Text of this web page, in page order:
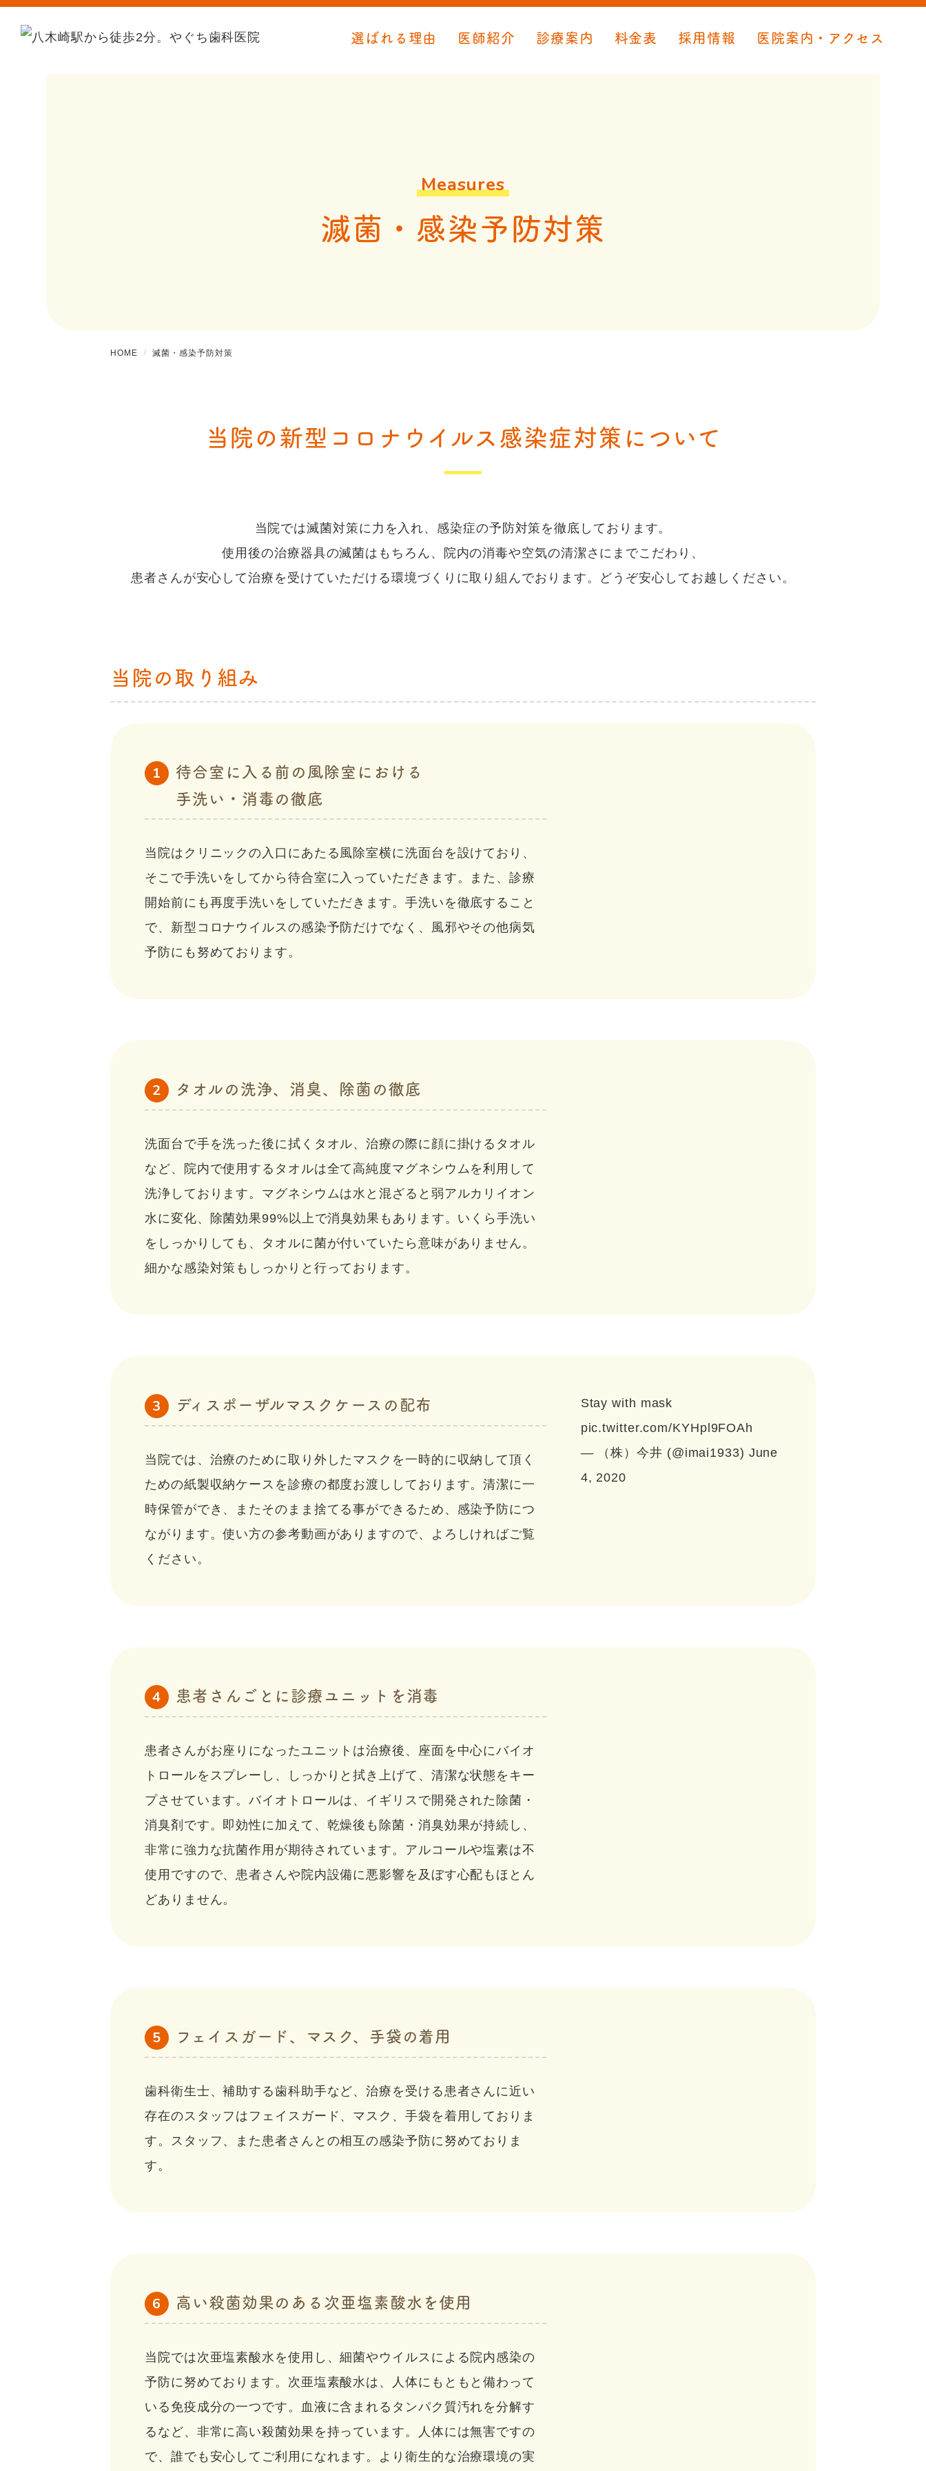
選ばれる理由 医師紹介 診療案内 料金表 採用情報 医院案内・アクセス
Measures
滅菌・感染予防対策
HOME 滅菌・感染予防対策
当院の新型コロナウイルス感染症対策について
当院では滅菌対策に力を入れ、感染症の予防対策を徹底しております。
使用後の治療器具の滅菌はもちろん、院内の消毒や空気の清潔さにまでこだわり、
患者さんが安心して治療を受けていただける環境づくりに取り組んでおります。どうぞ安心してお越しください。
当院の取り組み
1
待合室に入る前の風除室における
手洗い・消毒の徹底
当院はクリニックの入口にあたる風除室横に洗面台を設けており、
そこで手洗いをしてから待合室に入っていただきます。また、診療
開始前にも再度手洗いをしていただきます。手洗いを徹底すること
で、新型コロナウイルスの感染予防だけでなく、風邪やその他病気
予防にも努めております。
2 タオルの洗浄、消臭、除菌の徹底
洗面台で手を洗った後に拭くタオル、治療の際に顔に掛けるタオル
など、院内で使用するタオルは全て高純度マグネシウムを利用して
洗浄しております。マグネシウムは水と混ざると弱アルカリイオン
水に変化、除菌効果99%以上で消臭効果もあります。いくら手洗い
をしっかりしても、タオルに菌が付いていたら意味がありません。
細かな感染対策もしっかりと行っております。
Stay with mask
pic.twitter.com/KYHpl9FOAh
— （株）今井 (@imai1933) June
4, 2020
3 ディスポーザルマスクケースの配布
当院では、治療のために取り外したマスクを一時的に収納して頂く
ための紙製収納ケースを診療の都度お渡ししております。清潔に一
時保管ができ、またそのまま捨てる事ができるため、感染予防につ
ながります。使い方の参考動画がありますので、よろしければご覧
ください。
4 患者さんごとに診療ユニットを消毒
患者さんがお座りになったユニットは治療後、座面を中心にバイオ
トロールをスプレーし、しっかりと拭き上げて、清潔な状態をキー
プさせています。バイオトロールは、イギリスで開発された除菌・
消臭剤です。即効性に加えて、乾燥後も除菌・消臭効果が持続し、
非常に強力な抗菌作用が期待されています。アルコールや塩素は不
使用ですので、患者さんや院内設備に悪影響を及ぼす心配もほとん
どありません。
5 フェイスガード、マスク、手袋の着用
歯科衛生士、補助する歯科助手など、治療を受ける患者さんに近い
存在のスタッフはフェイスガード、マスク、手袋を着用しておりま
す。スタッフ、また患者さんとの相互の感染予防に努めておりま
す。
6 高い殺菌効果のある次亜塩素酸水を使用
当院では次亜塩素酸水を使用し、細菌やウイルスによる院内感染の
予防に努めております。次亜塩素酸水は、人体にもともと備わって
いる免疫成分の一つです。血液に含まれるタンパク質汚れを分解す
るなど、非常に高い殺菌効果を持っています。人体には無害ですの
で、誰でも安心してご利用になれます。より衛生的な治療環境の実